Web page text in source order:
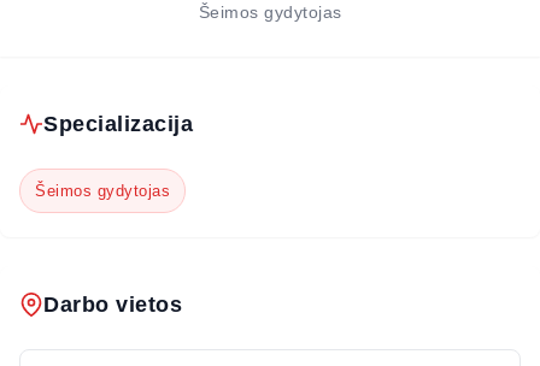
Šeimos gydytojas
Specializacija
Šeimos gydytojas
Darbo vietos